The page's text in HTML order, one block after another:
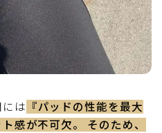
は 『パッドの性能を最大
感が不可欠。 そのため、